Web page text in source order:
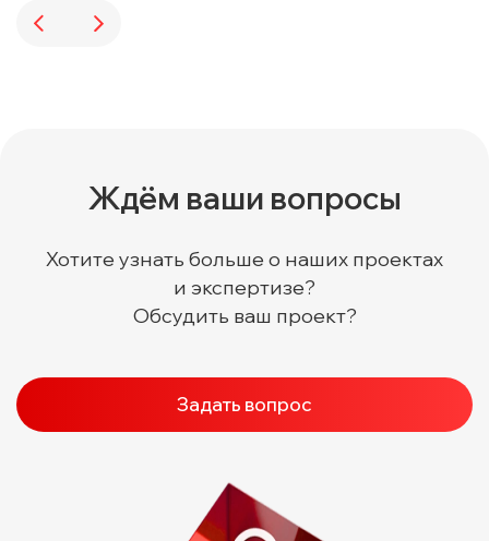
Ждём ваши вопросы
Хотите узнать больше о наших проектах
и экспертизе?
Обсудить ваш проект?
Задать вопрос